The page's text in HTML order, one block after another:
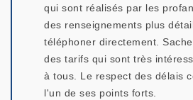
qui sont réalisés par les
des renseignements plus
téléphoner directement.
des tarifs qui sont très
à tous. Le respect des délais
l'un de ses points forts.